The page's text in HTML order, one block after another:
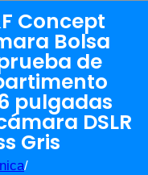
Concept
Bolsa
de
pulgadas
DSLR
Gris
/